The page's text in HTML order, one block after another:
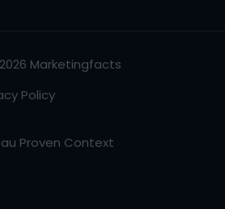
Marketingfacts
Policy
Proven Context